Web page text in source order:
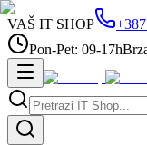
VAŠ IT SHOP
Pon-Pet: 09-17h